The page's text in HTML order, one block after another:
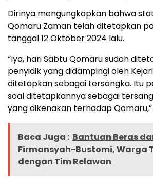
Dirinya mengungkapkan bahwa
Qomaru Zaman telah ditetapkan
tanggal 12 Oktober 2024 lalu.
“Iya, hari Sabtu Qomaru sudah
penyidik yang didampingi oleh
ditetapkan sebagai tersangka. Itu
soal ditetapkannya sebagai
yang dikenakan terhadap
Baca Juga : Bantuan Beras
Firmansyah-Bustomi, Warga
dengan Tim Relawan